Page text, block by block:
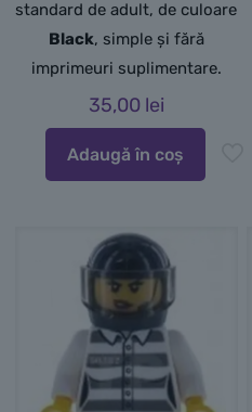
standard de adult, de culoare
Black, simple și fără
imprimeuri suplimentare.
35,00 lei
Adaugă în coș